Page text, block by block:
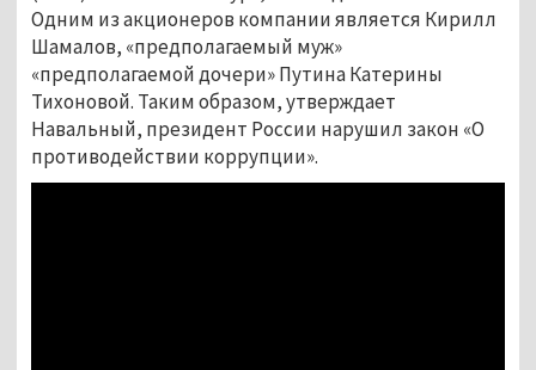
Одним из акционеров компании является Кирилл
Шамалов, «предполагаемый муж»
«предполагаемой дочери» Путина Катерины
Тихоновой. Таким образом, утверждает
Навальный, президент России нарушил закон «О
противодействии коррупции».